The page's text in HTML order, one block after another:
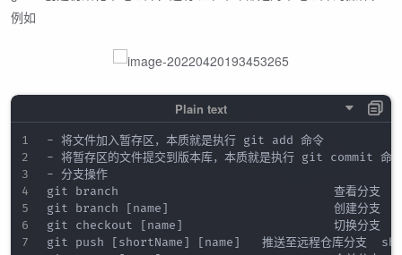
例如
- 将文件加入暂存区，本质就是执行 git add 命令
- 将暂存区的文件提交到版本库，本质就是执行 git commit 命
- 分支操作
git branch                              查看分支
git branch [name]                       创建分支
git checkout [name]                     切换分支
git push [shortName] [name]   推送至远程仓库分支